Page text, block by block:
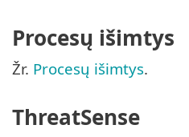
Procesų išimtys
Žr. Procesų išimtys.
ThreatSense